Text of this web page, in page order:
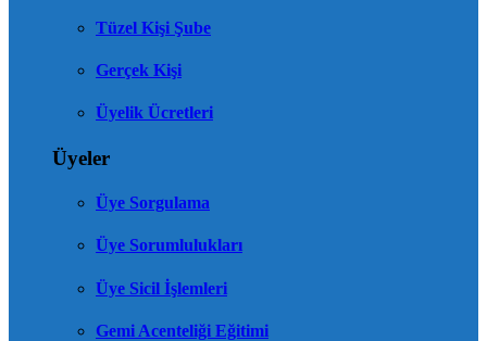
Tüzel Kişi Şube
Gerçek Kişi
Üyelik Ücretleri
Üyeler
Üye Sorgulama
Üye Sorumlulukları
Üye Sicil İşlemleri
Gemi Acenteliği Eğitimi